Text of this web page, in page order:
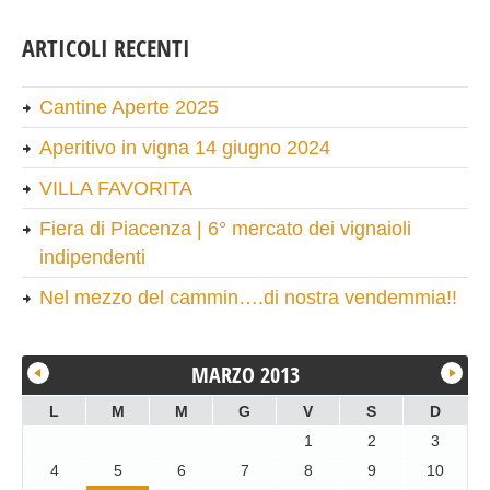
ARTICOLI RECENTI
Cantine Aperte 2025
Aperitivo in vigna 14 giugno 2024
VILLA FAVORITA
Fiera di Piacenza | 6° mercato dei vignaioli
indipendenti
Nel mezzo del cammin….di nostra vendemmia!!
MARZO 2013
L M M G V S
D
1
2
3
4
5 6 7 8 9
10